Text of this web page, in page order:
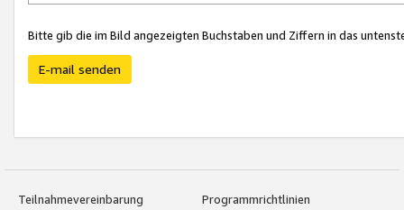
Bitte gib die im Bild angezeigten Buchstaben und Ziffern in das
E-mail senden
Teilnahmevereinbarung
Programmrichtlinien